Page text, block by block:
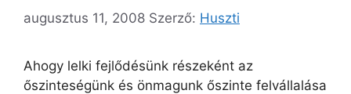
augusztus 11, 2008 Szerző: Huszti
Ahogy lelki fejlődésünk részeként az
őszinteségünk és önmagunk őszinte felvállalása